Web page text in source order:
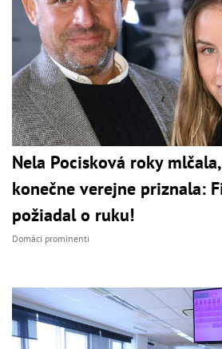
Nela Pocisková roky
konečne verejne priznala:
požiadal o ruku!
Domáci prominenti